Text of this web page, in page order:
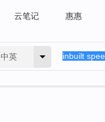
云笔记 惠惠
中英